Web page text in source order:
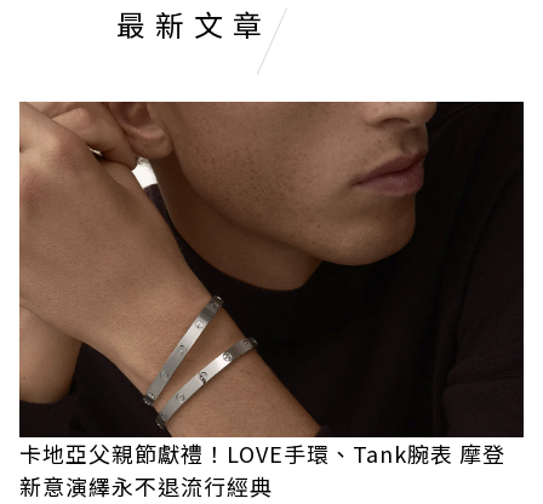
最新文章
卡地亞父親節獻禮！LOVE手環、Tank腕表 摩登
新意演繹永不退流行經典